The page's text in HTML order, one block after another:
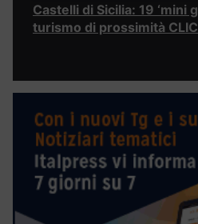
Castelli di Sicilia: 19 ‘mini
turismo di prossimità